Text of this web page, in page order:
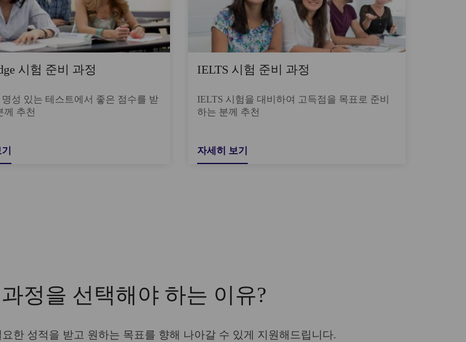
시험 준비 과정
성 있는 테스트에서 좋은 점수를 받
께 추천
IELTS 시험 준비 과정
IELTS 시험을 대비하여 고득점을 목표로 준비
하는 분께 추천
자세히 보기
정을 선택해야 하는 이유?
한 성적을 받고 원하는 목표를 향해 나아갈 수 있게 지원해드립니다.